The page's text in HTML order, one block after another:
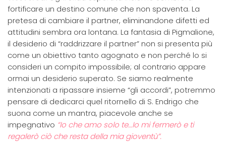
fortificare un destino comune che non spaventa. La
pretesa di cambiare il partner, eliminandone difetti ed
attitudini sembra ora lontana. La fantasia di Pigmalione,
il desiderio di “raddrizzare il partner” non si presenta più
come un obiettivo tanto agognato e non perché lo si
consideri un compito impossibile; al contrario appare
ormai un desiderio superato. Se siamo realmente
intenzionati a ripassare insieme “gli accordi”, potremmo
pensare di dedicarci quel ritornello di S. Endrigo che
suona come un mantra, piacevole anche se
impegnativo “Io che amo solo te…Io mi fermerò e ti
regalerò ciò che resta della mia gioventù”.